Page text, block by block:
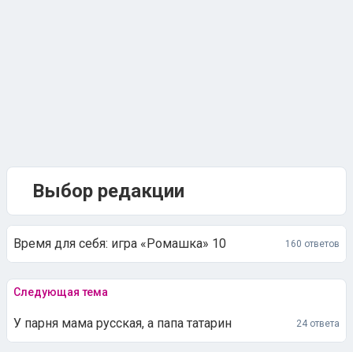
Выбор редакции
Время для себя: игра «Ромашка» 10 160 ответов
Следующая тема
У парня мама русская, а папа татарин 24 ответа